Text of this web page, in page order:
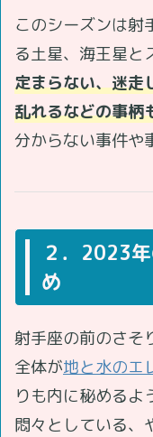
このシーズンは射
る土星、海王星と
定まらない、迷走
乱れるなどの事柄
分からない事件や
２．2023
め
射手座の前のさそ
全体が地と水のエ
りも内に秘めるよ
悶々としている、